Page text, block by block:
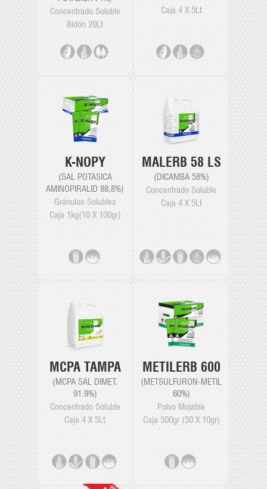
Concentrado Soluble
Bidón 20Lt
Caja 4 X 5Lt
K-NOPY
(SAL POTASICA
AMINOPIRALID 88,8%)
Gránulos Solubles
Caja 1kg(10 X 100gr)
MALERB 58 LS
(DICAMBA 58%)
Concentrado Soluble
Caja 4 X 5Lt
MCPA TAMPA
(MCPA SAL DIMET.
91.9%)
Concentrado Soluble
Caja 4 X 5Lt
METILERB 600
(METSULFURON-METIL
60%)
Polvo Mojable
Caja 500gr (50 X 10gr)